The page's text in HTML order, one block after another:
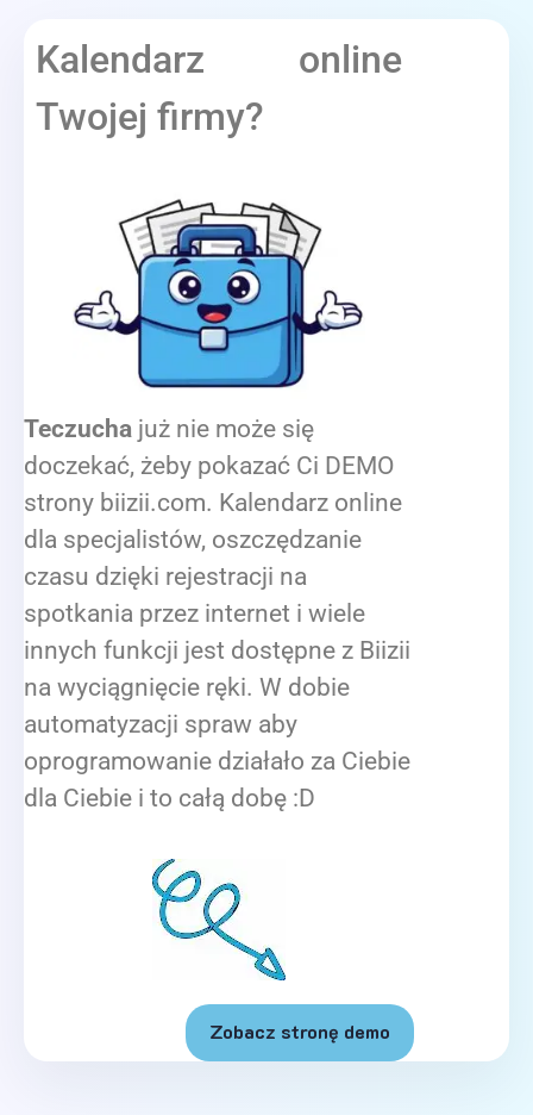
Kalendarz online
Twojej firmy?
Teczucha już nie może się
doczekać, żeby pokazać Ci DEMO
strony biizii.com. Kalendarz online
dla specjalistów, oszczędzanie
czasu dzięki rejestracji na
spotkania przez internet i wiele
innych funkcji jest dostępne z Biizii
na wyciągnięcie ręki. W dobie
automatyzacji spraw aby
oprogramowanie działało za Ciebie
dla Ciebie i to całą dobę :D
Zobacz stronę demo